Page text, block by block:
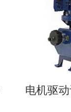
电机驱